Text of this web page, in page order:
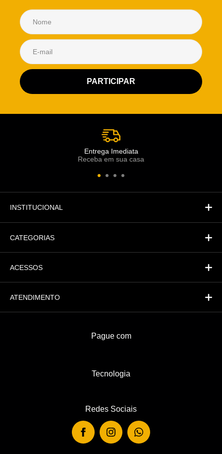
Entrega Imediata
Receba em sua casa
INSTITUCIONAL
CATEGORIAS
ACESSOS
ATENDIMENTO
Pague com
Tecnologia
Redes Sociais
Atendimento Rei de Casa